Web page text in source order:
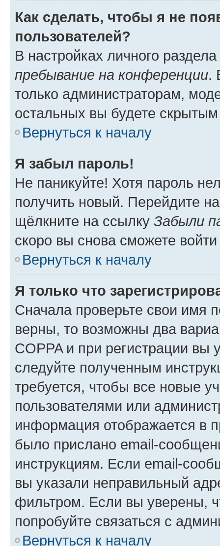
Как сделать, чтобы я не
пользователей?
В настройках личного
пребывание на конференции.
только администраторам,
остальных вы будете
Вернуться к началу
Я забыл пароль!
Не паникуйте! Хотя пароль
получить новый. Перейдите
щёлкните на ссылку Забыли
скоро вы снова сможете
Вернуться к началу
Я только что
Сначала проверьте свои имя
верны, то возможны два
COPPA и при регистрации вы
следуйте полученным
требуется, чтобы все новые
пользователями или
информация отображается в
было прислано email-
инструкциям. Если email-
вы указали неправильный
фильтром. Если вы уверены,
попробуйте связаться с
Вернуться к началу